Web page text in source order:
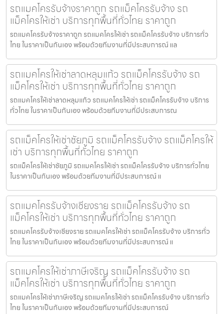
รถแมคโครรับจ้างราคาถูก รถแม็คโครรับจ้าง รถ
แม็คโครให้เช่า บริการทุกพื้นที่ทั่วไทย ราคาถูก
รถแมคโครรับจ้างราคาถูก รถแมคโครให้เช่า รถแม็คโครรับจ้าง บริการทั่ว
ไทย ในราคาเป็นกันเอง พร้อมด้วยทีมงานที่มีประสบการณ์ แล
รถแมคโครให้เช่าลาดหลุมแก้ว รถแม็คโครรับจ้าง รถ
แม็คโครให้เช่า บริการทุกพื้นที่ทั่วไทย ราคาถูก
รถแมคโครให้เช่าลาดหลุมแก้ว รถแมคโครให้เช่า รถแม็คโครรับจ้าง บริการ
ทั่วไทย ในราคาเป็นกันเอง พร้อมด้วยทีมงานที่มีประสบการณ
รถแม็คโครให้เช่าชัยภูมิ รถแม็คโครรับจ้าง รถแม็คโครให้
เช่า บริการทุกพื้นที่ทั่วไทย ราคาถูก
รถแม็คโครให้เช่าชัยภูมิ รถแมคโครให้เช่า รถแม็คโครรับจ้าง บริการทั่วไทย
ในราคาเป็นกันเอง พร้อมด้วยทีมงานที่มีประสบการณ์ แ
รถแมคโครรับจ้างเชียงราย รถแม็คโครรับจ้าง รถ
แม็คโครให้เช่า บริการทุกพื้นที่ทั่วไทย ราคาถูก
รถแมคโครรับจ้างเชียงราย รถแมคโครให้เช่า รถแม็คโครรับจ้าง บริการทั่ว
ไทย ในราคาเป็นกันเอง พร้อมด้วยทีมงานที่มีประสบการณ์ แ
รถแมคโครให้เช่าภาษีเจริญ รถแม็คโครรับจ้าง รถ
แม็คโครให้เช่า บริการทุกพื้นที่ทั่วไทย ราคาถูก
รถแมคโครให้เช่าภาษีเจริญ รถแมคโครให้เช่า รถแม็คโครรับจ้าง บริการทั่ว
ไทย ในราคาเป็นกันเอง พร้อมด้วยทีมงานที่มีประสบการณ์